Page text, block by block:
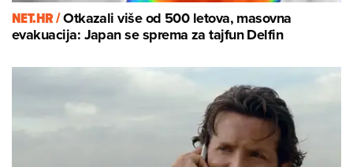
NET.HR /Otkazali više od 500 letova, masovna
evakuacija: Japan se sprema za tajfun Delfin